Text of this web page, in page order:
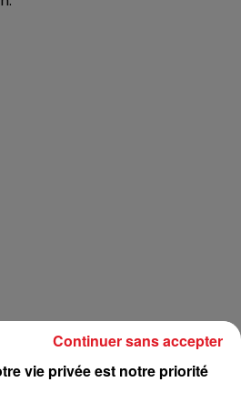
vie privée est notre priorité
Continuer sans accepter